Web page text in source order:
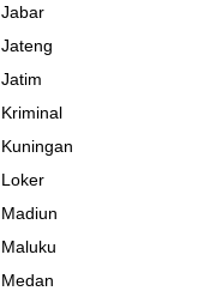
Jabar
Jateng
Jatim
Kriminal
Kuningan
Loker
Madiun
Maluku
Medan